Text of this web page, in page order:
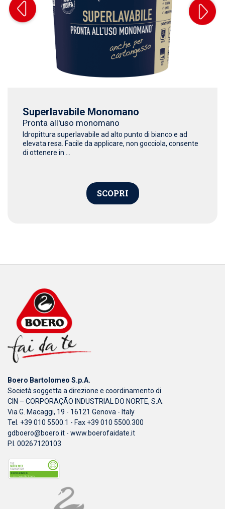
Superlavabile Monomano
Pronta all'uso monomano
Idropittura superlavabile ad alto punto di bianco e ad
elevata resa. Facile da applicare, non gocciola, consente
di ottenere in ...
SCOPRI
Boero Bartolomeo S.p.A.
Società soggetta a direzione e coordinamento di
CIN – CORPORAÇÃO INDUSTRIAL DO NORTE, S.A.
Via G. Macaggi, 19 - 16121 Genova - Italy
Tel. +39 010 5500.1 - Fax +39 010 5500.300
gdboero@boero.it - www.boerofaidate.it
P.I. 00267120103